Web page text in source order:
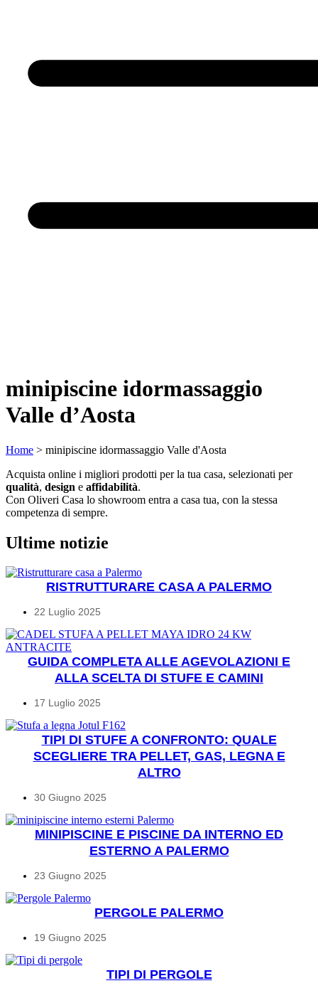
minipiscine idormassaggio
Valle d’Aosta
Home > minipiscine idormassaggio Valle d'Aosta
Acquista online i migliori prodotti per la tua casa, selezionati per
qualità, design e affidabilità.
Con Oliveri Casa lo showroom entra a casa tua, con la stessa
competenza di sempre.
Ultime notizie
RISTRUTTURARE CASA A PALERMO
22 Luglio 2025
GUIDA COMPLETA ALLE AGEVOLAZIONI E
ALLA SCELTA DI STUFE E CAMINI
17 Luglio 2025
TIPI DI STUFE A CONFRONTO: QUALE
SCEGLIERE TRA PELLET, GAS, LEGNA E
ALTRO
30 Giugno 2025
MINIPISCINE E PISCINE DA INTERNO ED
ESTERNO A PALERMO
23 Giugno 2025
PERGOLE PALERMO
19 Giugno 2025
TIPI DI PERGOLE